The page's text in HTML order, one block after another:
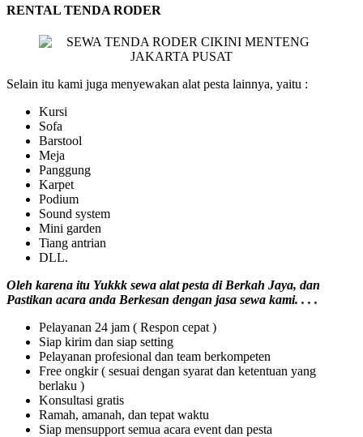
RENTAL TENDA RODER
Selain itu kami juga menyewakan alat pesta lainnya, yaitu :
Kursi
Sofa
Barstool
Meja
Panggung
Karpet
Podium
Sound system
Mini garden
Tiang antrian
DLL.
Oleh karena itu Yukkk sewa alat pesta di Berkah Jaya, dan
Pastikan acara anda Berkesan dengan jasa sewa kami. . . .
Pelayanan 24 jam ( Respon cepat )
Siap kirim dan siap setting
Pelayanan profesional dan team berkompeten
Free ongkir ( sesuai dengan syarat dan ketentuan yang
berlaku )
Konsultasi gratis
Ramah, amanah, dan tepat waktu
Siap mensupport semua acara event dan pesta